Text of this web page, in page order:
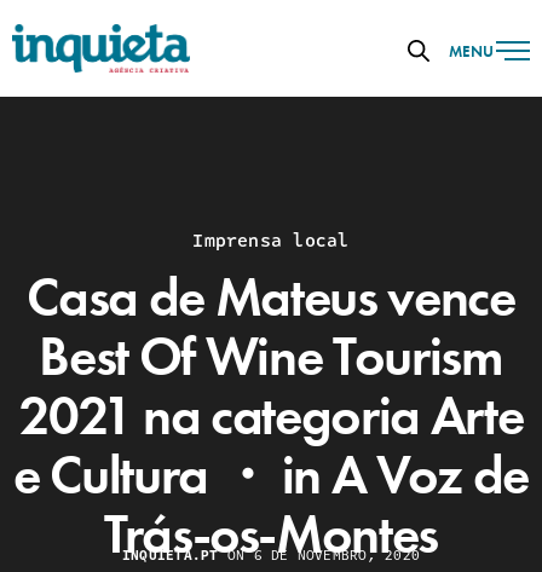
MENU
Imprensa local
Casa de Mateus vence
Best Of Wine Tourism
2021 na categoria Arte
e Cultura ・ in A Voz de
Trás-os-Montes
INQUIETA.PTON 6 DE NOVEMBRO, 2020